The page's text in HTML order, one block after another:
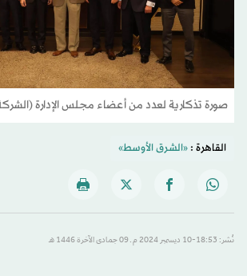
صورة تذكارية لعدد من أعضاء مجلس الإدارة
القاهرة :«الشرق الأوسط»
نُشر: 18:53-10 ديسمبر 2024 م ـ 09 جمادى الآخرة 1446 هـ